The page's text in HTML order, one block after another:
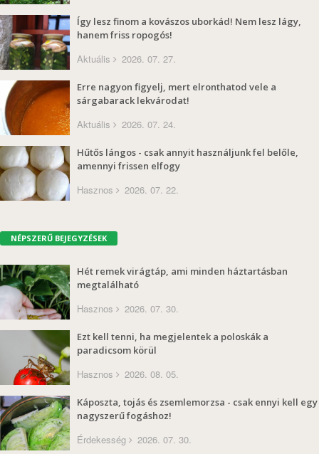
Így lesz finom a kovászos uborkád! Nem lesz lágy,
hanem friss ropogós!
Aktuális 2026. 07. 27.
Erre nagyon figyelj, mert elronthatod vele a
sárgabarack lekvárodat!
Aktuális 2026. 07. 24.
Hűtős lángos - csak annyit használjunk fel belőle,
amennyi frissen elfogy
Hasznos 2026. 07. 22.
NÉPSZERŰ BEJEGYZÉSEK
Hét remek virágtáp, ami minden háztartásban
megtalálható
Hasznos 2026. 07. 30.
Ezt kell tenni, ha megjelentek a poloskák a
paradicsom körül
Hasznos 2026. 08. 05.
Káposzta, tojás és zsemlemorzsa - csak ennyi kell egy
nagyszerű fogáshoz!
Érdekesség 2026. 07. 30.